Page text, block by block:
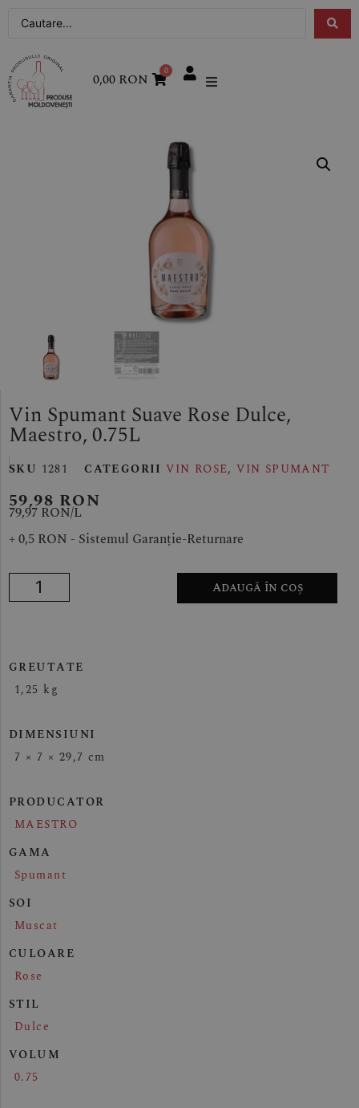
0,00 RON 0
Vin Spumant Suave Rose Dulce,
Maestro, 0.75L
SKU 1281 CATEGORII VIN ROSE,VIN SPUMANT
59,98 RON
79,97 RON/L
+ 0,5 RON - Sistemul Garanție-Returnare
Adaugă în coș
GREUTATE
1,25 kg
DIMENSIUNI
7 × 7 × 29,7 cm
PRODUCATOR
MAESTRO
GAMA
Spumant
SOI
Muscat
CULOARE
Rose
STIL
Dulce
VOLUM
0.75